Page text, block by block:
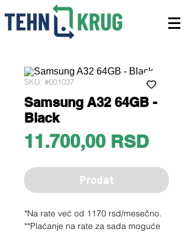
SKU: #001037
Samsung A32 64GB -
Black
11.700,00 RSDPrice
Prodat
*Na rate već od 1170 rsd/mesečno.
**Plaćanje na rate za sada moguće